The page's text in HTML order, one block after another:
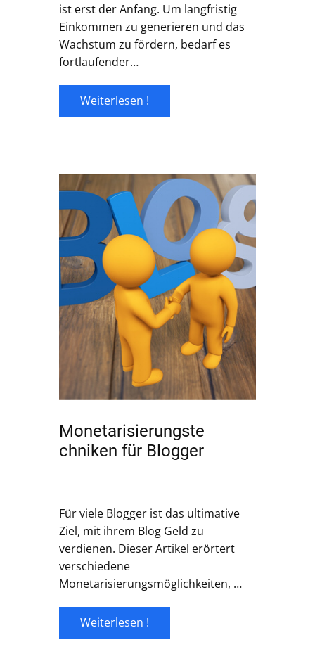
ist erst der Anfang. Um langfristig
Einkommen zu generieren und das
Wachstum zu fördern, bedarf es
fortlaufender…
Weiterlesen !
Monetarisierungste
chniken für Blogger
Für viele Blogger ist das ultimative
Ziel, mit ihrem Blog Geld zu
verdienen. Dieser Artikel erörtert
verschiedene
Monetarisierungsmöglichkeiten, …
Weiterlesen !